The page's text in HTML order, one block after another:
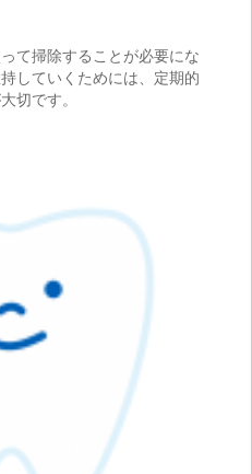
て掃除することが必要にな
していくためには、定期的
切です。